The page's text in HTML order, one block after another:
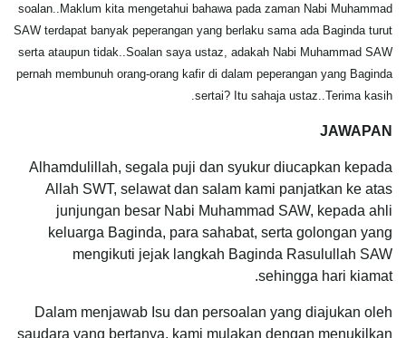
soalan..Maklum kita mengetahui bahawa pada zaman Nabi Muhammad
SAW terdapat banyak peperangan yang berlaku sama ada Baginda turut
serta ataupun tidak..Soalan saya ustaz, adakah Nabi Muhammad SAW
pernah membunuh orang-orang kafir di dalam peperangan yang Baginda
sertai? Itu sahaja ustaz..Terima kasih.
JAWAPAN
Alhamdulillah, segala puji dan syukur diucapkan kepada
Allah SWT, selawat dan salam kami panjatkan ke atas
junjungan besar Nabi Muhammad SAW, kepada ahli
keluarga Baginda, para sahabat, serta golongan yang
mengikuti jejak langkah Baginda Rasulullah SAW
sehingga hari kiamat.
Dalam menjawab Isu dan persoalan yang diajukan oleh
saudara yang bertanya, kami mulakan dengan menukilkan